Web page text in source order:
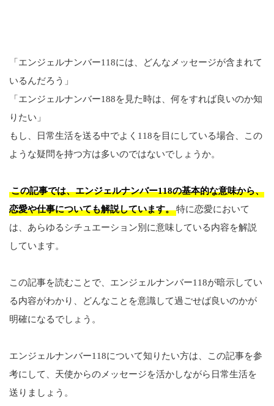
「エンジェルナンバー118には、どんなメッセージが含まれて
いるんだろう」
「エンジェルナンバー188を見た時は、何をすれば良いのか知
りたい」
もし、日常生活を送る中でよく118を目にしている場合、この
ような疑問を持つ方は多いのではないでしょうか。
この記事では、エンジェルナンバー118の基本的な意味から、
恋愛や仕事についても解説しています。特に恋愛において
は、あらゆるシチュエーション別に意味している内容を解説
しています。
この記事を読むことで、エンジェルナンバー118が暗示してい
る内容がわかり、どんなことを意識して過ごせば良いのかが
明確になるでしょう。
エンジェルナンバー118について知りたい方は、この記事を参
考にして、天使からのメッセージを活かしながら日常生活を
送りましょう。